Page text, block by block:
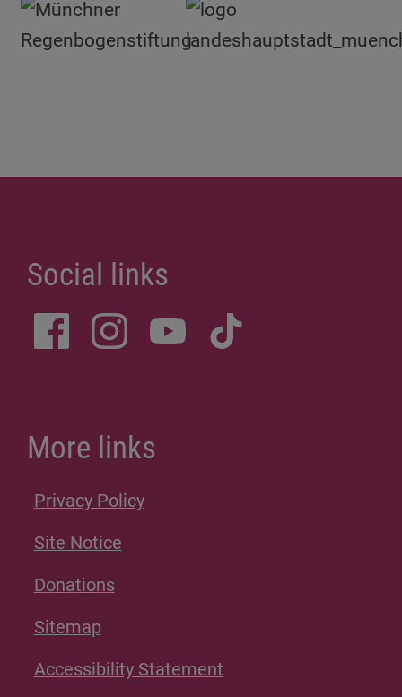
Social links
More links
Privacy Policy
Site Notice
Donations
Sitemap
Accessibility Statement